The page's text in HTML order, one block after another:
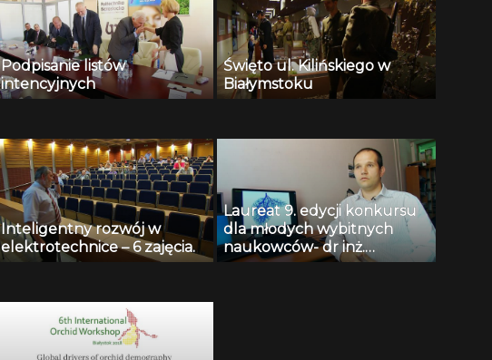
Podpisanie listów
intencyjnych
Święto ul. Kilińskiego w
Białymstoku
Inteligentny rozwój w
elektrotechnice – 6 zajęcia.
Laureat 9. edycji konkursu
dla młodych wybitnych
naukowców- dr inż.
Krzysztof Jurczuk